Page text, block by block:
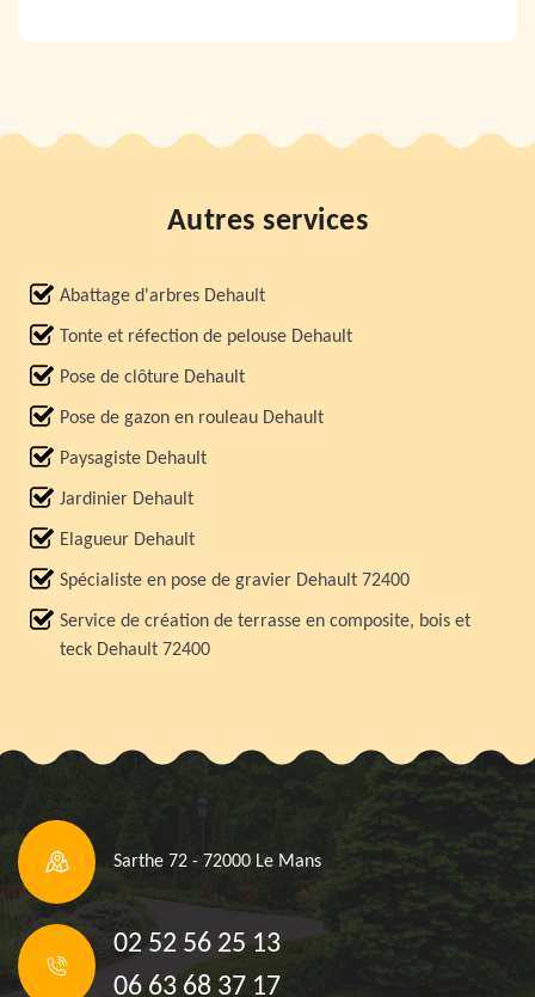
Autres services
Abattage d'arbres Dehault
Tonte et réfection de pelouse Dehault
Pose de clôture Dehault
Pose de gazon en rouleau Dehault
Paysagiste Dehault
Jardinier Dehault
Elagueur Dehault
Spécialiste en pose de gravier Dehault 72400
Service de création de terrasse en composite, bois et
teck Dehault 72400
Sarthe 72 - 72000 Le Mans
02 52 56 25 13
06 63 68 37 17